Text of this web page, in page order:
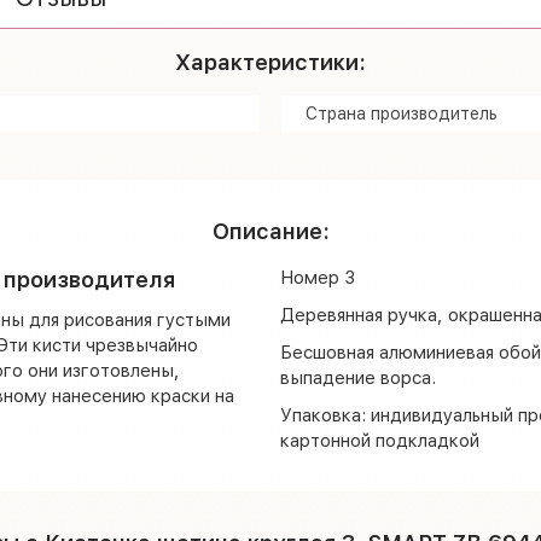
Характеристики:
Страна производитель
Описание:
для рисования густыми
кисти чрезвычайно
они изготовлены,
нанесению краски на
Номер 3
Деревянная ручка,
Бесшовная алюминиевая
выпадение ворса.
Упаковка: индивидуальный
картонной подкладкой